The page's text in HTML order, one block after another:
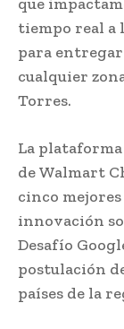
tiempo real a
para entregar
cualquier
Torres.
La
de Walmart
cinco
innovación
Desafío
postulación
países de la